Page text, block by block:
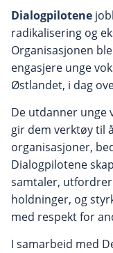
Dialogpilotene
radikalisering og
Organisasjonen
engasjere unge
Østlandet, i dag
De utdanner unge
gir dem verktøy til
organisasjoner,
Dialogpilotene
samtaler,
holdninger, og
med respekt for
I samarbeid med